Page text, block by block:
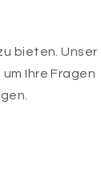
bieten. Unser
Ihre Fragen